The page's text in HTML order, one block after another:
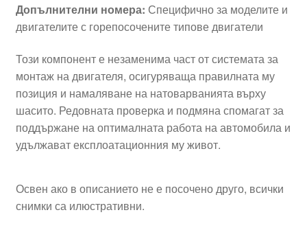
Допълнителни номера: Специфично за моделите и
двигателите с горепосочените типове двигатели
Този компонент е незаменима част от системата за
монтаж на двигателя, осигуряваща правилната му
позиция и намаляване на натоварванията върху
шасито. Редовната проверка и подмяна спомагат за
поддържане на оптималната работа на автомобила и
удължават експлоатационния му живот.
Освен ако в описанието не е посочено друго, всички
снимки са илюстративни.